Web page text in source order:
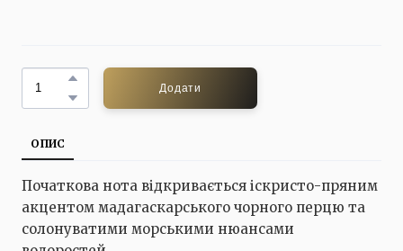
Додати
ОПИС
Початкова нота відкривається іскристо-пряним
акцентом мадагаскарського чорного перцю та
солонуватими морськими нюансами